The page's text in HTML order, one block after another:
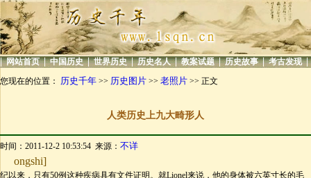
| 网站首页 | 中国历史 | 世界历史 | 历史名人 | 教案试题 | 历史故事 | 考古发现 |
您现在的位置： 历史千年 >> 历史图片 >> 老照片 >> 正文
人类历史上九大畸形人
时间：2011-12-2 10:53:54 来源： 不详
ongshi]
纪以来，只有50例这种疾病具有文件证明。就Lionel来说，他的身体被六英寸长的毛